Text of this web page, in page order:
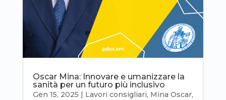
Oscar Mina: Innovare e umanizzare la
sanità per un futuro più inclusivo
Gen 15, 2025 Lavori consigliari, Mina Oscar,